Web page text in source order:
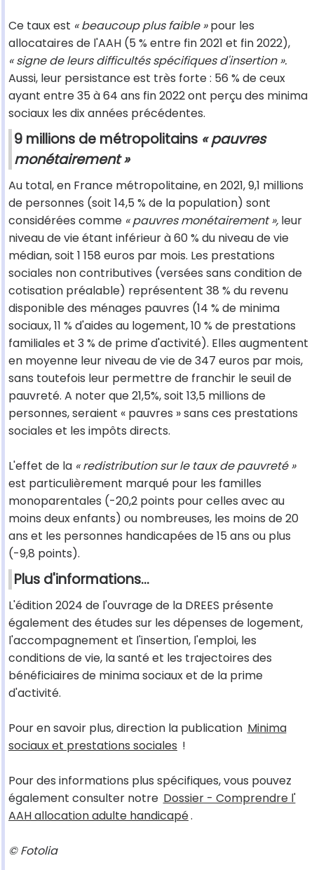
Ce taux est « beaucoup plus faible »pour les
allocataires de l'AAH (5 % entre fin 2021 et fin 2022),
« signe de leurs difficultés spécifiques d'insertion ».
Aussi, leur persistance est très forte : 56 % de ceux
ayant entre 35 à 64 ans fin 2022 ont perçu des minima
sociaux les dix années précédentes.
9 millions de métropolitains « pauvres
monétairement »
Au total, en France métropolitaine, en 2021, 9,1 millions
de personnes (soit 14,5 % de la population) sont
considérées comme « pauvres monétairement », leur
niveau de vie étant inférieur à 60 % du niveau de vie
médian, soit 1 158 euros par mois. Les prestations
sociales non contributives (versées sans condition de
cotisation préalable) représentent 38 % du revenu
disponible des ménages pauvres (14 % de minima
sociaux, 11 % d'aides au logement, 10 % de prestations
familiales et 3 % de prime d'activité). Elles augmentent
en moyenne leur niveau de vie de 347 euros par mois,
sans toutefois leur permettre de franchir le seuil de
pauvreté. A noter que 21,5%, soit 13,5 millions de
personnes, seraient « pauvres » sans ces prestations
sociales et les impôts directs.
L'effet de la « redistribution sur le taux de pauvreté »
est particulièrement marqué pour les familles
monoparentales (-20,2 points pour celles avec au
moins deux enfants) ou nombreuses, les moins de 20
ans et les personnes handicapées de 15 ans ou plus
(-9,8 points).
Plus d'informations...
L'édition 2024 de l'ouvrage de la DREES présente
également des études sur les dépenses de logement,
l'accompagnement et l'insertion, l'emploi, les
conditions de vie, la santé et les trajectoires des
bénéficiaires de minima sociaux et de la prime
d'activité.
Pour en savoir plus, direction la publication Minima
sociaux et prestations sociales !
Pour des informations plus spécifiques, vous pouvez
également consulter notre Dossier - Comprendre l'
AAH allocation adulte handicapé.
© Fotolia